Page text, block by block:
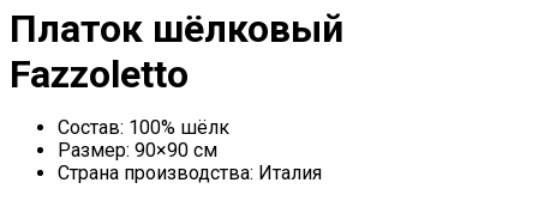
Платок шёлковый
Fazzoletto
Состав: 100% шёлк
Размер: 90×90 см
Страна производства: Италия